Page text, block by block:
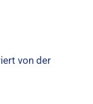
von der